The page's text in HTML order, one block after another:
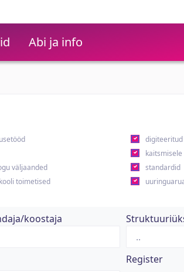
Abi ja info
väljaanded standardid
toimetised
koostaja
Register